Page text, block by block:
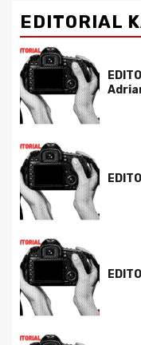
EDITORIAL